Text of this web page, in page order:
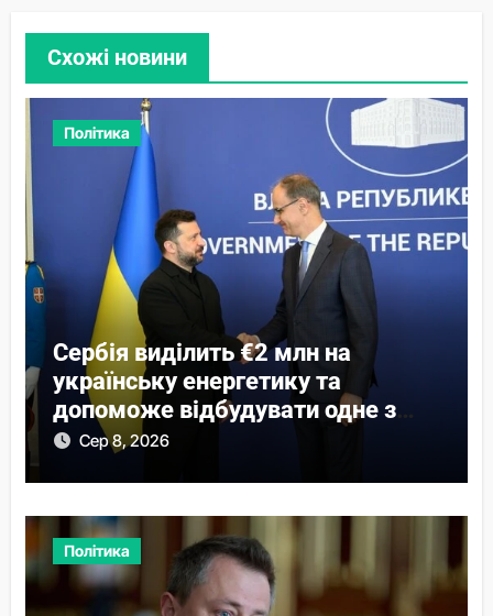
Схожі новини
Політика
Сербія виділить €2 млн на
українську енергетику та
допоможе відбудувати одне з
містСер 8, 2026
Політика